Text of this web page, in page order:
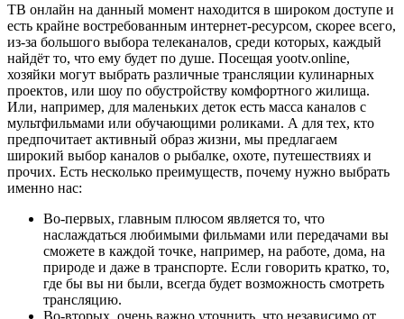
ТВ онлайн на данный момент находится в широком доступе и
есть крайне востребованным интернет-ресурсом, скорее всего,
из-за большого выбора телеканалов, среди которых, каждый
найдёт то, что ему будет по душе. Посещая yootv.online,
хозяйки могут выбрать различные трансляции кулинарных
проектов, или шоу по обустройству комфортного жилища.
Или, например, для маленьких деток есть масса каналов с
мультфильмами или обучающими роликами. А для тех, кто
предпочитает активный образ жизни, мы предлагаем
широкий выбор каналов о рыбалке, охоте, путешествиях и
прочих. Есть несколько преимуществ, почему нужно выбрать
именно нас:
Во-первых, главным плюсом является то, что
наслаждаться любимыми фильмами или передачами вы
сможете в каждой точке, например, на работе, дома, на
природе и даже в транспорте. Если говорить кратко, то,
где бы вы ни были, всегда будет возможность смотреть
трансляцию.
Во-вторых, очень важно уточнить, что независимо от